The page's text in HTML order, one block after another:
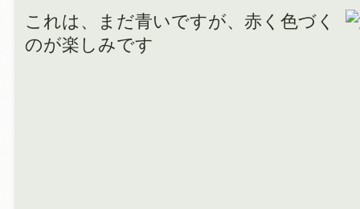
これは、まだ青いですが、赤く色づく
のが楽しみです